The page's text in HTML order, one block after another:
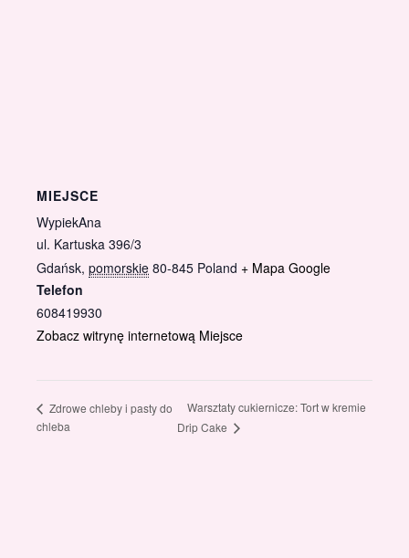
MIEJSCE
WypiekAna
ul. Kartuska 396/3
Gdańsk, pomorskie 80-845 Poland + Mapa Google
Telefon
608419930
Zobacz witrynę internetową Miejsce
Zdrowe chleby i pasty do
chleba
Warsztaty cukiernicze: Tort w kremie
Drip Cake